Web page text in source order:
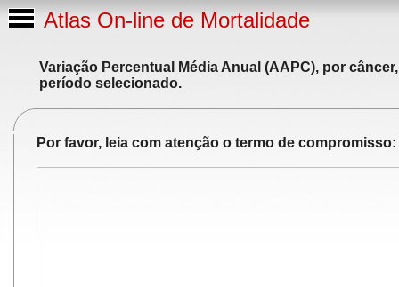
Atlas On-line de Mortalidade
Variação Percentual Média Anual (AAPC), por
período selecionado.
Por favor, leia com atenção o termo de compromisso: